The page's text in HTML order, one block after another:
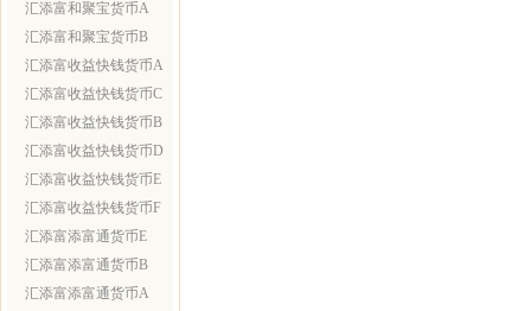
汇添富和聚宝货币A
汇添富和聚宝货币B
汇添富收益快钱货币A
汇添富收益快钱货币C
汇添富收益快钱货币B
汇添富收益快钱货币D
汇添富收益快钱货币E
汇添富收益快钱货币F
汇添富添富通货币E
汇添富添富通货币B
汇添富添富通货币A